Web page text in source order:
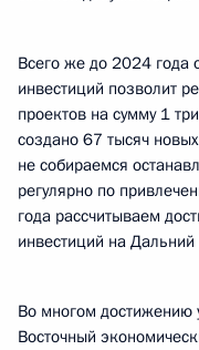
Всего же до 2024 года
инвестиций позволит
проектов на сумму 1
создано 67 тысяч
не собираемся
регулярно по
года рассчитываем
инвестиций на
Во многом достижению
Восточный